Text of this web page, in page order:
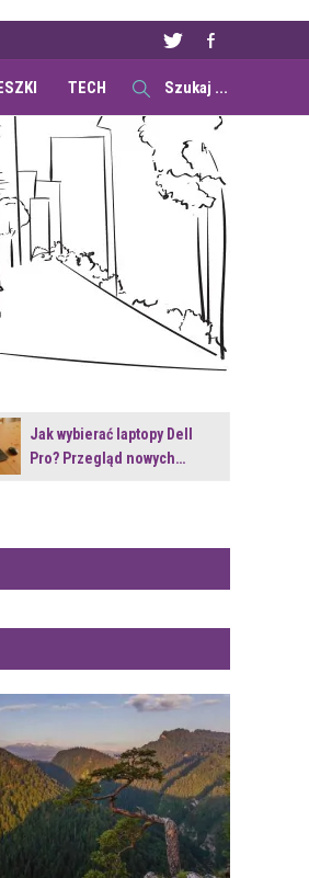
TECH
Jak wybierać laptopy Dell
Pro? Przegląd nowych…